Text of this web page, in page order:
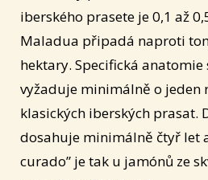
iberského prasete je 0,1 až
Maladua připadá naproti
hektary. Specifická
vyžaduje minimálně o jeden
klasických iberských prasat.
dosahuje minimálně čtyř let
curado” je tak u jamónů ze